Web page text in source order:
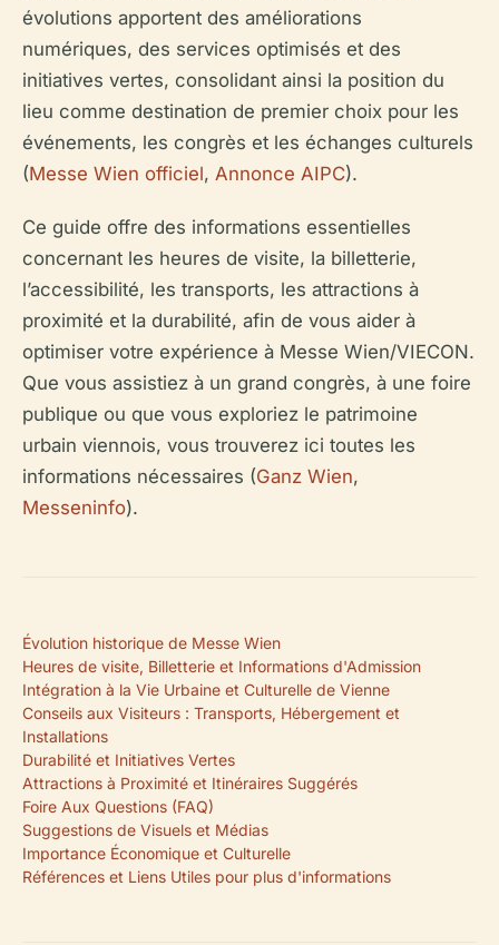
évolutions apportent des améliorations
numériques, des services optimisés et des
initiatives vertes, consolidant ainsi la position du
lieu comme destination de premier choix pour les
événements, les congrès et les échanges culturels
(Messe Wien officiel, Annonce AIPC).
Ce guide offre des informations essentielles
concernant les heures de visite, la billetterie,
l’accessibilité, les transports, les attractions à
proximité et la durabilité, afin de vous aider à
optimiser votre expérience à Messe Wien/VIECON.
Que vous assistiez à un grand congrès, à une foire
publique ou que vous exploriez le patrimoine
urbain viennois, vous trouverez ici toutes les
informations nécessaires (Ganz Wien,
Messeninfo).
Évolution historique de Messe Wien
Heures de visite, Billetterie et Informations d'Admission
Intégration à la Vie Urbaine et Culturelle de Vienne
Conseils aux Visiteurs : Transports, Hébergement et
Installations
Durabilité et Initiatives Vertes
Attractions à Proximité et Itinéraires Suggérés
Foire Aux Questions (FAQ)
Suggestions de Visuels et Médias
Importance Économique et Culturelle
Références et Liens Utiles pour plus d'informations